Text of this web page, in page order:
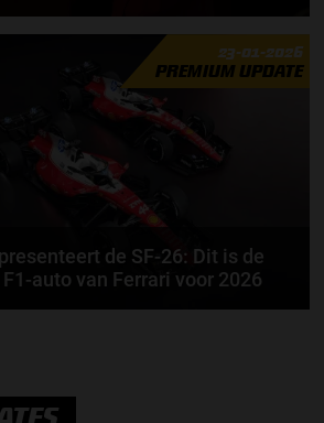
rijdt in 2027 al 20 jaar in de Formule
de Brit aan dat 2026 misschien...
Kieboom
23-01-2026
PREMIUM UPDATE
de SF-26: Dit is de
auto van Ferrari voor 2026
der Vloed